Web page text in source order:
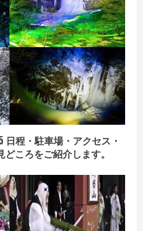
程・駐車場・アクセス・
ころをご紹介します。